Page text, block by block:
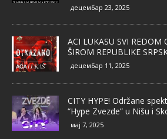
децембар 23, 2025
ACI LUKASU SVI REDOM
ŠIROM REPUBLIKE
децембар 11, 2025
CITY HYPE! Održane
“Hype Zvezde” u Nišu i
мај 7, 2025